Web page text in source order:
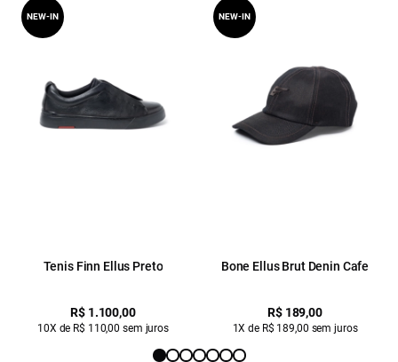
Tenis Finn Ellus Preto
R$ 1.100,00
10X de R$ 110,00 sem juros
NEW-IN
Bone Ellus Brut Denin Cafe
R$ 189,00
1X de R$ 189,00 sem juros
NEW-IN